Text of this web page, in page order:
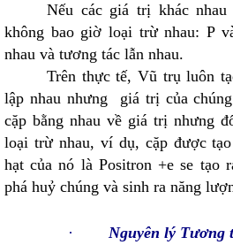
Nếu các giá trị khác
không bao giờ loại trừ nhau: P
nhau và tương tác lẫn nhau.
Trên thực tế, Vũ trụ luôn
lập nhau nhưng giá trị của
cặp bằng nhau về giá trị nhưng
loại trừ nhau, ví dụ, cặp được
hạt của nó là Positron+e se tạo
phá huỷ chúng và sinh ra năng
· Nguyên lý Tương